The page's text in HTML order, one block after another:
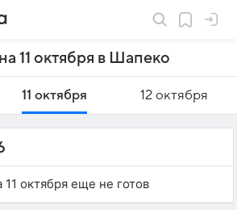
11 октября в Шапеко
11 октября 12 октября
октября еще не готов